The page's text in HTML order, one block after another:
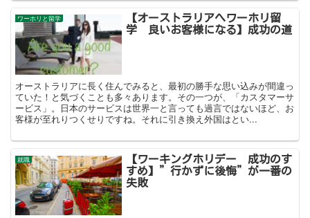
ワーホリと留学
【オーストラリアへワーホリ留
学 良いお客様になる】成功の道
オーストラリアに長く住んでみると、最初の勝手な思い込みが間違っ
ていた！と気づくことも多々あります。その一つが、「カスタマーサ
ービス」。日本のサービスは世界一と言っても過言ではないほど、お
客様が至れりつくせりですね。それに引き換え外国はとい...
就職
【ワーキングホリデー 成功のす
すめ】”行かずに後悔”が一番の
失敗